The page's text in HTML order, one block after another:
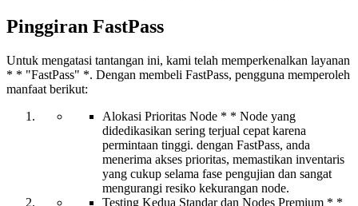
Pinggiran FastPass
Untuk mengatasi tantangan ini, kami telah memperkenalkan layanan
* * "FastPass" *. Dengan membeli FastPass, pengguna memperoleh
manfaat berikut:
Alokasi Prioritas Node * * Node yang
didedikasikan sering terjual cepat karena
permintaan tinggi. dengan FastPass, anda
menerima akses prioritas, memastikan inventaris
yang cukup selama fase pengujian dan sangat
mengurangi resiko kekurangan node.
Testing Kedua Standar dan Nodes Premium * *